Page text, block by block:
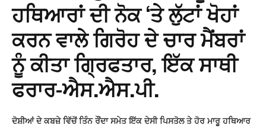
ਹਥਿਆਰਾਂ ਦੀ ਨੋਕ ‘ਤੇ ਲੁੱਟਾਂ ਖੋਹਾਂ
ਕਰਨ ਵਾਲੇ ਗਿਰੋਹ ਦੇ ਚਾਰ ਮੈਂਬਰਾਂ
ਨੂੰ ਕੀਤਾ ਗ੍ਰਿਫਤਾਰ, ਇੱਕ ਸਾਥੀ
ਫਰਾਰ-ਐਸ.ਐਸ.ਪੀ.
ਦੋਸ਼ੀਆਂ ਦੇ ਕਬਜ਼ੇ ਵਿੱਚੋਂ ਤਿੰਨ ਰੌਂਦਾ ਸਮੇਤ ਇੱਕ ਦੇਸੀ ਪਿਸਤੋਲ ਤੇ ਹੋਰ ਮਾਰੂ ਹਥਿਆਰ